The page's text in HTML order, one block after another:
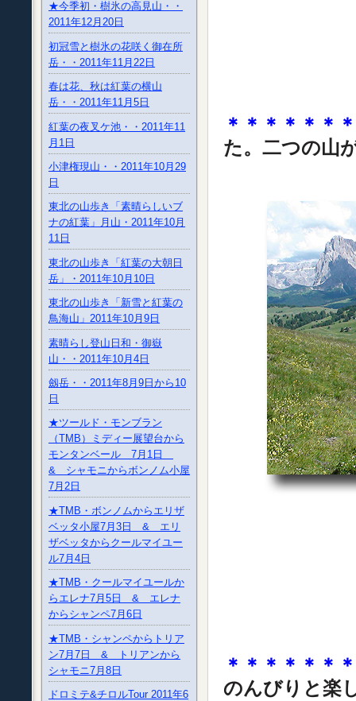
★今季初・樹氷の高見山・・
2011年12月20日
初冠雪と樹氷の花咲く御在所
岳・・2011年11月22日
春は花、秋は紅葉の横山
岳・・2011年11月5日
紅葉の夜叉ケ池・・2011年11
月1日
小津権現山・・2011年10月29
日
東北の山歩き「素晴らしいブ
ナの紅葉」月山・2011年10月
11日
東北の山歩き「紅葉の大朝日
岳」・2011年10月10日
東北の山歩き「新雪と紅葉の
鳥海山」2011年10月9日
素晴らし登山日和・御嶽
山・・2011年10月4日
劔岳・・2011年8月9日から10
日
★ツールド・モンブラン
（TMB）ミディー展望台から
モンタンベール 7月1日
& シャモニからボンノム小屋
7月2日
★TMB・ボンノムからエリザ
ベッタ小屋7月3日 & エリ
ザベッタからクールマイユー
ル7月4日
★TMB・クールマイユールか
らエレナ7月5日 & エレナ
からシャンペ7月6日
★TMB・シャンペからトリア
ン7月7日 & トリアンから
シャモニ7月8日
ドロミテ&チロルTour 2011年6
＊＊＊＊＊＊＊
た。二つの
＊＊＊＊＊＊＊
のんびりと